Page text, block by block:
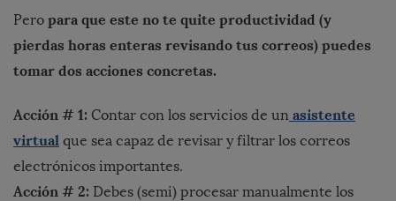
Pero para que este no te quite productividad (y
pierdas horas enteras revisando tus correos) puedes
tomar dos acciones concretas.
Acción # 1: Contar con los servicios de un asistente
virtual que sea capaz de revisar y filtrar los correos
electrónicos importantes.
Acción # 2: Debes (semi) procesar manualmente los